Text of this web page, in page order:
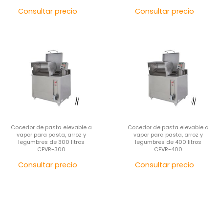
Consultar precio Consultar precio
Cocedor de pasta elevable a
vapor para pasta, arroz y
legumbres de 300 litros
CPVR-300
Consultar precio
Cocedor de pasta elevable a
vapor para pasta, arroz y
legumbres de 400 litros
CPVR-400
Consultar precio